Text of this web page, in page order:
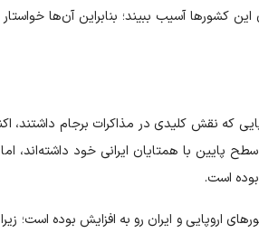
کشورها آسیب ببیند؛ بنابراین آن‌ها خواستار
که نقش کلیدی در مذاکرات برجام داشتند،
پایین با همتایان ایرانی خود داشته‌اند،
بوده است.
اروپایی و ایران رو به افزایش بوده است؛